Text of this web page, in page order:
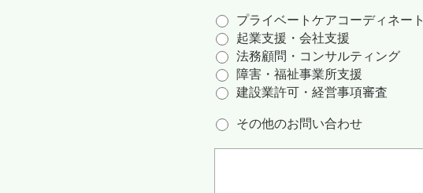
プライベートケアコーディネート
起業支援・会社支援
法務顧問・コンサルティング
障害・福祉事業所支援
建設業許可・経営事項審査
その他のお問い合わせ